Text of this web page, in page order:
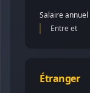
Salaire
Entre et
Étranger